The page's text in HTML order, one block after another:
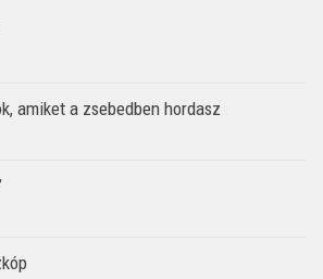
amiket a zsebedben hordasz